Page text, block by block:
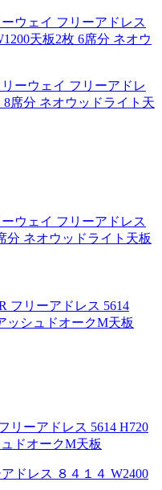
ウェイ フリーアドレス
天板2枚 6席分 ネオウ
ウェイ フリーアドレス
分 ネオウッドライト天板
リーアドレス 5614 H720
ドオークM天板